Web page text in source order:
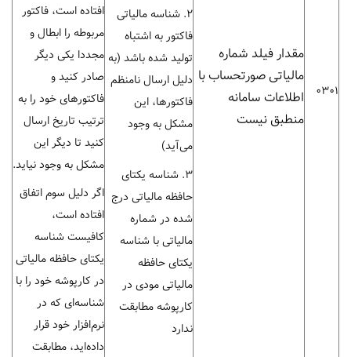
0301
مقدار فیلد شماره
مالیاتی صورتحساب با
اطلاعات سامانه
منطبق نیست
2. شناسه مالیاتی
فاکتور به اشتباه
تولید شده باشد (به
دلیل ارسال نامنظم
فاکتورها، این
مشکل به وجود
می‌آید)
3. شناسه یکتای
حافظه مالیاتی درج
شده در شماره
مالیاتی با شناسه
یکتای حافظه
مالیاتی مودی در
کارپوشه مطابقت
ندارد
افتاده است، فاکتور
مربوطه را ابطال و
مجددا یکی دیگر
صادر کنید و
فاکتورهای خود را به
ترتیب تاریخ ارسال
کنید تا دیگر این
مشکل به وجود نیاید.
اگر دلیل سوم اتفاق
افتاده است،
کافیست شناسه
یکتای حافظه مالیاتی
در کارپوشه خود را با
شناسه‌ای که در
نرم‌افزار خود قرار
داده‌اید، مطابقت